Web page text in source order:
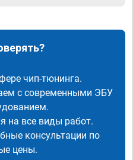
чип-тюнинга.
с современными ЭБУ
на все виды работ.
консультации по
цены.